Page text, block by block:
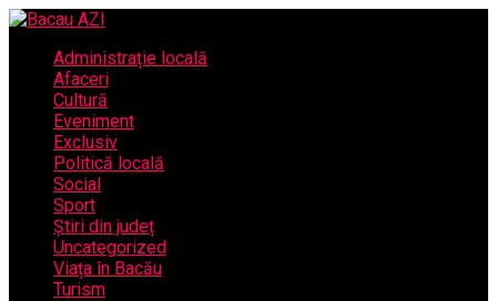
Administrație locală
Afaceri
Cultură
Eveniment
Exclusiv
Politică locală
Social
Sport
Știri din județ
Uncategorized
Viața în Bacău
Turism